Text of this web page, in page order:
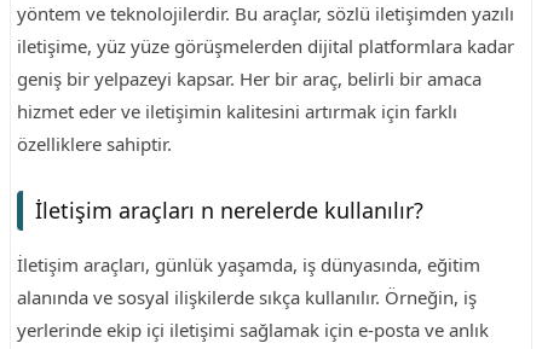
yöntem ve teknolojilerdir. Bu araçlar, sözlü iletişimden yazılı
iletişime, yüz yüze görüşmelerden dijital platformlara kadar
geniş bir yelpazeyi kapsar. Her bir araç, belirli bir amaca
hizmet eder ve iletişimin kalitesini artırmak için farklı
özelliklere sahiptir.
İletişim araçları n nerelerde kullanılır?
İletişim araçları, günlük yaşamda, iş dünyasında, eğitim
alanında ve sosyal ilişkilerde sıkça kullanılır. Örneğin, iş
yerlerinde ekip içi iletişimi sağlamak için e-posta ve anlık